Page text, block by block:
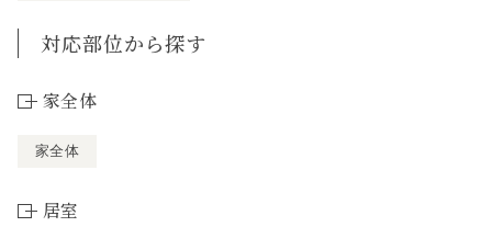
対応部位から探す
家全体
家全体
居室